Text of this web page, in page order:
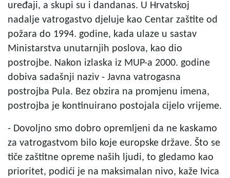
uređaji, a skupi su i dandanas. U Hrvatskoj
nadalje vatrogastvo djeluje kao Centar zaštite od
požara do 1994. godine, kada ulaze u sastav
Ministarstva unutarnjih poslova, kao dio
postrojbe. Nakon izlaska iz MUP-a 2000. godine
dobiva sadašnji naziv - Javna vatrogasna
postrojba Pula. Bez obzira na promjenu imena,
postrojba je kontinuirano postojala cijelo vrijeme.
- Dovoljno smo dobro opremljeni da ne kaskamo
za vatrogastvom bilo koje europske države. Što se
tiče zaštitne opreme naših ljudi, to gledamo kao
prioritet, podići je na maksimalan nivo, kaže Ivica